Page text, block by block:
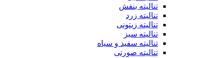
تنالیته بنفش
تنالیته زرد
تنالیته زیتونی
تنالیته سبز
تنالیته سفید و سیاه
تنالیته صورتی